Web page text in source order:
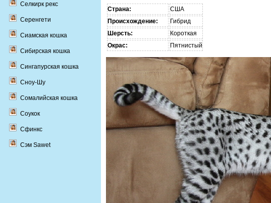
Страна:
США
Происхождение:
Гибрид
Шерсть:
Короткая
Окрас:
Пятнистый
Селкирк рекс
Серенгети
Сиамская кошка
Сибирская кошка
Сингапурская кошка
Сноу-Шу
Сомалийская кошка
Соукок
Сфинкс
Сэм Sawet